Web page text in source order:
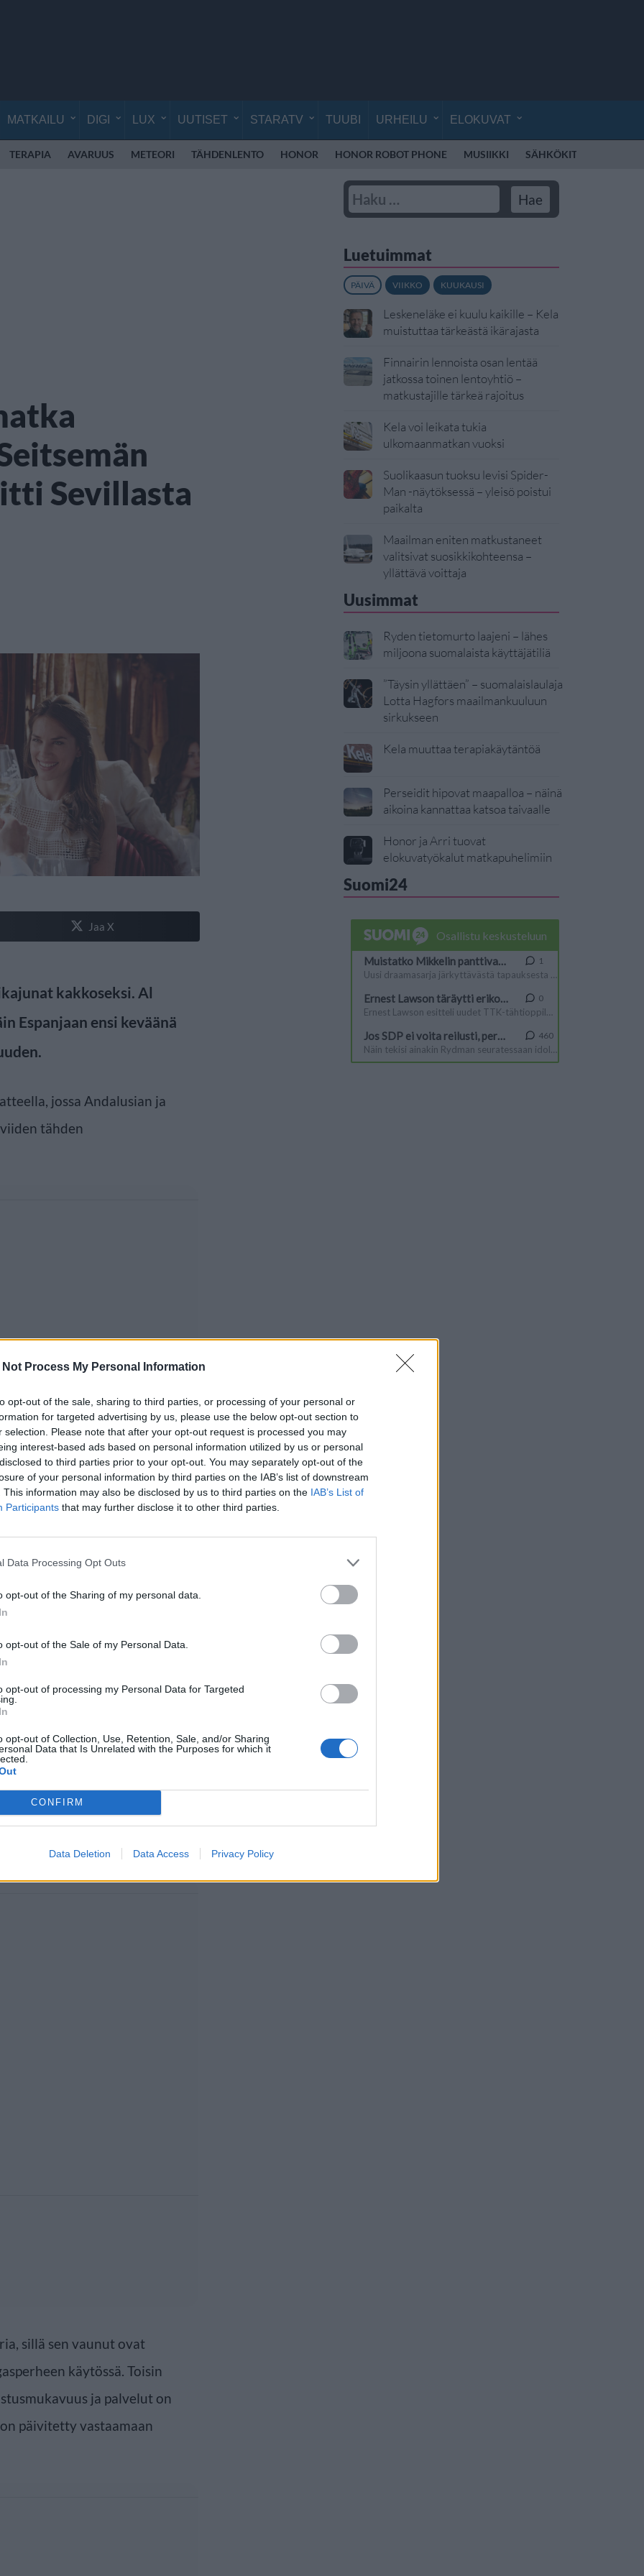
Not Process My Personal Information
opt-out of the sale, sharing to third parties, or processing of your personal or
for targeted advertising by us, please use the below opt-out section to
selection. Please note that after your opt-out request is processed you may
interest-based ads based on personal information utilized by us or personal
to third parties prior to your opt-out. You may separately opt-out of the
of your personal information by third parties on the IAB’s list of downstream
This information may also be disclosed by us to third parties on the IAB’s List of
Participants that may further disclose it to other third parties.
Data Processing Opt Outs
opt-out of the Sharing of my personal data.
opt-out of the Sale of my Personal Data.
opt-out of processing my Personal Data for Targeted
opt-out of Collection, Use, Retention, Sale, and/or Sharing
Data that Is Unrelated with the Purposes for which it
CONFIRM
Data Deletion Data Access Privacy Policy
MATKAILU DIGI LUX UUTISET STARATV TUUBI URHEILU ELOKUVAT
TERAPIA AVARUUS METEORI TÄHDENLENTO HONOR HONOR ROBOT PHONE MUSIIKKI SÄHKÖKITARA
Sevillasta
Jaa X
kakkoseksi. Al
Espanjaan ensi keväänä
jossa Andalusian ja
tähden
Junamatka pysähtyy
UNESCOn
useissa pienemmissä
laadukasta palvelua
sillä sen vaunut ovat
käytössä. Toisin
ja palvelut on
päivitetty vastaamaan
Luetuimmat
PÄIVÄ VIIKKO KUUKAUSI
Leskeneläke ei kuulu kaikille – Kela
muistuttaa tärkeästä ikärajasta
Finnairin lennoista osan lentää
jatkossa toinen lentoyhtiö –
matkustajille tärkeä rajoitus
Kela voi leikata tukia
ulkomaanmatkan vuoksi
Suolikaasun tuoksu levisi Spider-
Man -näytöksessä – yleisö poistui
paikalta
Maailman eniten matkustaneet
valitsivat suosikkikohteensa –
yllättävä voittaja
Uusimmat
Ryden tietomurto laajeni – lähes
miljoona suomalaista käyttäjätiliä
”Täysin yllättäen” – suomalaislaulaja
Lotta Hagfors maailmankuuluun
sirkukseen
Kela muuttaa terapiakäytäntöä
Perseidit hipovat maapalloa – näinä
aikoina kannattaa katsoa taivaalle
Honor ja Arri tuovat
elokuvatyökalut matkapuhelimiin
Suomi24